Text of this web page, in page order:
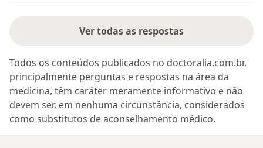
Ver todas as respostas
Todos os conteúdos publicados no doctoralia.com.br,
principalmente perguntas e respostas na área da
medicina, têm caráter meramente informativo e não
devem ser, em nenhuma circunstância, considerados
como substitutos de aconselhamento médico.